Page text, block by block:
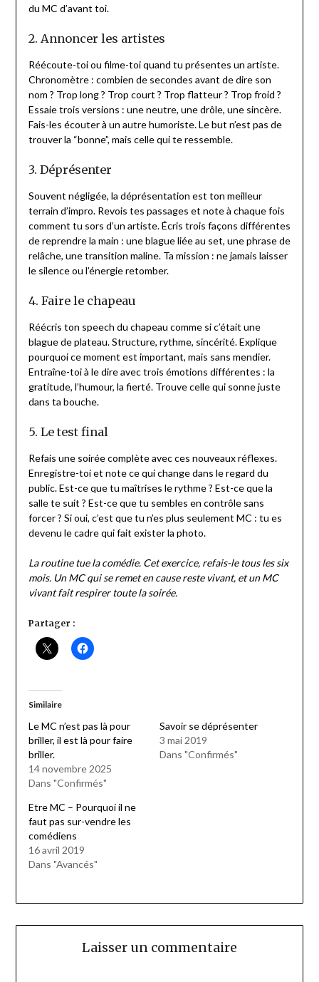
du MC d’avant toi.
2. Annoncer les artistes
Réécoute-toi ou filme-toi quand tu présentes un artiste.
Chronomètre : combien de secondes avant de dire son
nom ? Trop long ? Trop court ? Trop flatteur ? Trop froid ?
Essaie trois versions : une neutre, une drôle, une sincère.
Fais-les écouter à un autre humoriste. Le but n’est pas de
trouver la “bonne”, mais celle qui te ressemble.
3. Déprésenter
Souvent négligée, la déprésentation est ton meilleur
terrain d’impro. Revois tes passages et note à chaque fois
comment tu sors d’un artiste. Écris trois façons différentes
de reprendre la main : une blague liée au set, une phrase de
relâche, une transition maline. Ta mission : ne jamais laisser
le silence ou l’énergie retomber.
4. Faire le chapeau
Réécris ton speech du chapeau comme si c’était une
blague de plateau. Structure, rythme, sincérité. Explique
pourquoi ce moment est important, mais sans mendier.
Entraîne-toi à le dire avec trois émotions différentes : la
gratitude, l’humour, la fierté. Trouve celle qui sonne juste
dans ta bouche.
5. Le test final
Refais une soirée complète avec ces nouveaux réflexes.
Enregistre-toi et note ce qui change dans le regard du
public. Est-ce que tu maîtrises le rythme ? Est-ce que la
salle te suit ? Est-ce que tu sembles en contrôle sans
forcer ? Si oui, c’est que tu n’es plus seulement MC : tu es
devenu le cadre qui fait exister la photo.
La routine tue la comédie. Cet exercice, refais-le tous les six
mois. Un MC qui se remet en cause reste vivant, et un MC
vivant fait respirer toute la soirée.
Partager :
Similaire
Le MC n’est pas là pour
briller, il est là pour faire
briller.
14 novembre 2025
Dans "Confirmés"
Savoir se déprésenter
3 mai 2019
Dans "Confirmés"
Etre MC – Pourquoi il ne
faut pas sur-vendre les
comédiens
16 avril 2019
Dans "Avancés"
Laisser un commentaire